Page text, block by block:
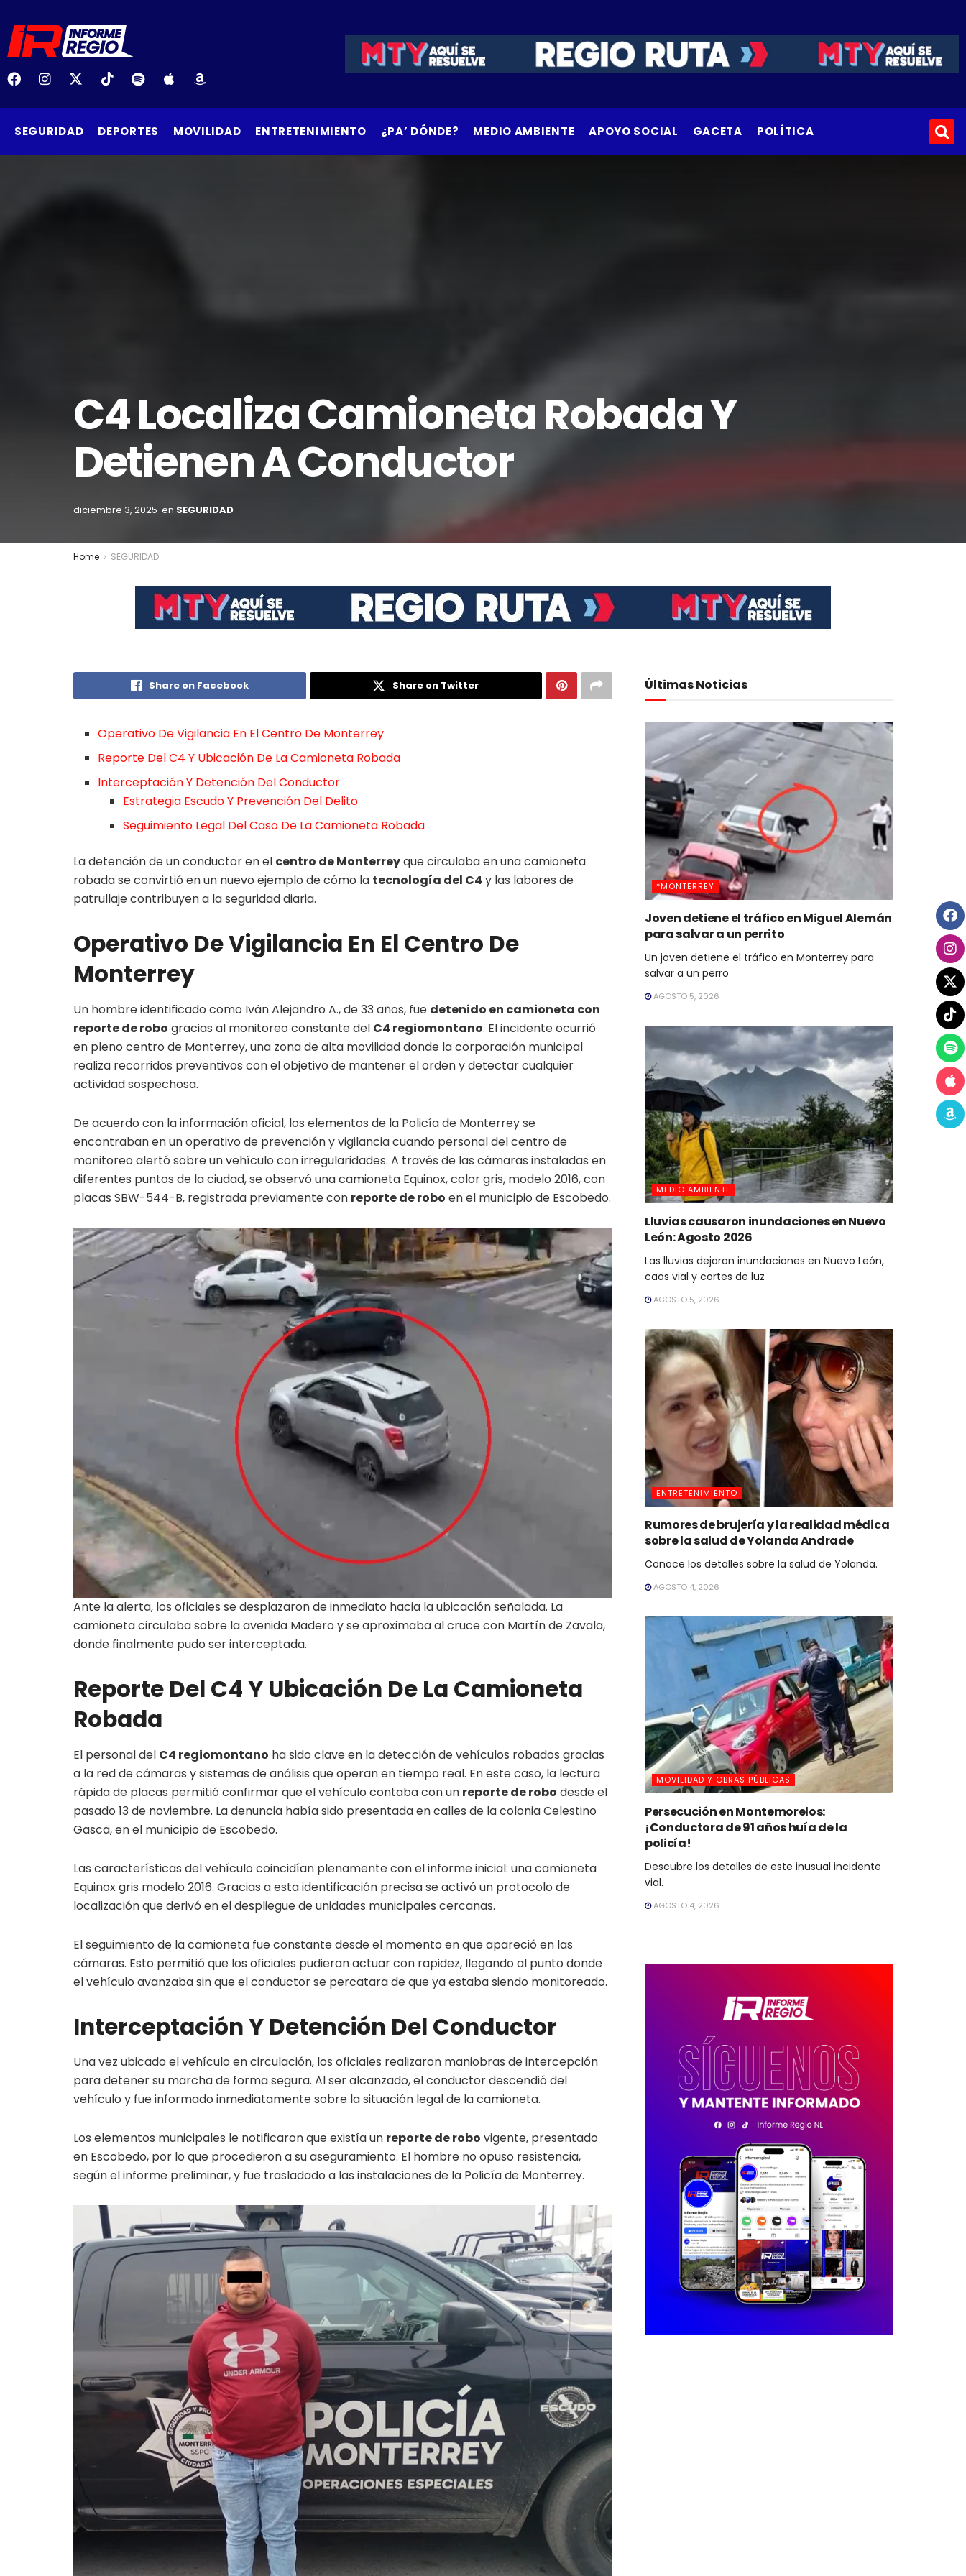
SEGURIDAD DEPORTES MOVILIDAD ENTRETENIMIENTO ¿PA’ DÓNDE? MEDIO AMBIENTE APOYO SOCIAL GACETA POLÍTICA
C4 Localiza Camioneta Robada Y
Detienen A Conductor
diciembre 3, 2025 en SEGURIDAD
Home SEGURIDAD
Share on Facebook Share on Twitter
Operativo De Vigilancia En El Centro De Monterrey
Reporte Del C4 Y Ubicación De La Camioneta Robada
Interceptación Y Detención Del Conductor
Estrategia Escudo Y Prevención Del Delito
Seguimiento Legal Del Caso De La Camioneta Robada
La detención de un conductor en el centro de Monterreyque circulaba en una camioneta
robada se convirtió en un nuevo ejemplo de cómo la tecnología del C4 y las labores de
patrullaje contribuyen a la seguridad diaria.
Operativo De Vigilancia En El Centro De
Monterrey
Un hombre identificado como Iván Alejandro A., de 33 años, fue detenido en camioneta con
reporte de robo gracias al monitoreo constante del C4 regiomontano. El incidente ocurrió
en pleno centro de Monterrey, una zona de alta movilidad donde la corporación municipal
realiza recorridos preventivos con el objetivo de mantener el orden y detectar cualquier
actividad sospechosa.
De acuerdo con la información oficial, los elementos de la Policía de Monterrey se
encontraban en un operativo de prevención y vigilancia cuando personal del centro de
monitoreo alertó sobre un vehículo con irregularidades. A través de las cámaras instaladas en
diferentes puntos de la ciudad, se observó una camioneta Equinox, color gris, modelo 2016, con
placas SBW-544-B, registrada previamente con reporte de robo en el municipio de Escobedo.
Ante la alerta, los oficiales se desplazaron de inmediato hacia la ubicación señalada. La
camioneta circulaba sobre la avenida Madero y se aproximaba al cruce con Martín de Zavala,
donde finalmente pudo ser interceptada.
Reporte Del C4 Y Ubicación De La Camioneta
Robada
El personal del C4 regiomontano ha sido clave en la detección de vehículos robados gracias
a la red de cámaras y sistemas de análisis que operan en tiempo real. En este caso, la lectura
rápida de placas permitió confirmar que el vehículo contaba con un reporte de robo desde el
pasado 13 de noviembre. La denuncia había sido presentada en calles de la colonia Celestino
Gasca, en el municipio de Escobedo.
Las características del vehículo coincidían plenamente con el informe inicial: una camioneta
Equinox gris modelo 2016. Gracias a esta identificación precisa se activó un protocolo de
localización que derivó en el despliegue de unidades municipales cercanas.
El seguimiento de la camioneta fue constante desde el momento en que apareció en las
cámaras. Esto permitió que los oficiales pudieran actuar con rapidez, llegando al punto donde
el vehículo avanzaba sin que el conductor se percatara de que ya estaba siendo monitoreado.
Interceptación Y Detención Del Conductor
Una vez ubicado el vehículo en circulación, los oficiales realizaron maniobras de intercepción
para detener su marcha de forma segura. Al ser alcanzado, el conductor descendió del
vehículo y fue informado inmediatamente sobre la situación legal de la camioneta.
Los elementos municipales le notificaron que existía un reporte de robo vigente, presentado
en Escobedo, por lo que procedieron a su aseguramiento. El hombre no opuso resistencia,
según el informe preliminar, y fue trasladado a las instalaciones de la Policía de Monterrey.
Últimas Noticias
*MONTERREY
Joven detiene el tráfico en Miguel Alemán
para salvar a un perrito
Un joven detiene el tráfico en Monterrey para
salvar a un perro
AGOSTO 5, 2026
MEDIO AMBIENTE
Lluvias causaron inundaciones en Nuevo
León: Agosto 2026
Las lluvias dejaron inundaciones en Nuevo León,
caos vial y cortes de luz
AGOSTO 5, 2026
ENTRETENIMIENTO
Rumores de brujería y la realidad médica
sobre la salud de Yolanda Andrade
Conoce los detalles sobre la salud de Yolanda.
AGOSTO 4, 2026
MOVILIDAD Y OBRAS PÚBLICAS
Persecución en Montemorelos:
¡Conductora de 91 años huía de la
policía!
Descubre los detalles de este inusual incidente
vial.
AGOSTO 4, 2026